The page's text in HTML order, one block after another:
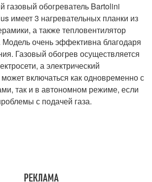
газовый обогреватель Bartolini
имеет 3 нагревательных планки из
а также тепловентилятор
очень эффективна благодаря
Газовый обогрев осуществляется
а электрический
включаться как одновременно с
так и в автономном режиме, если
с подачей газа.